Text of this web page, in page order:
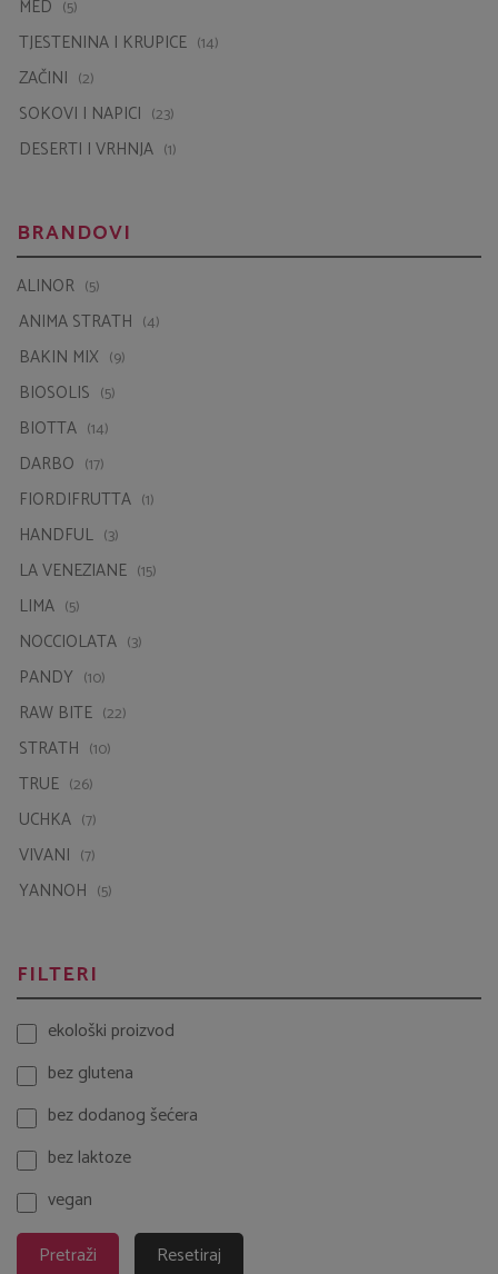
TJESTENINA I KRUPICE
ZAČINI (2)
SOKOVI I NAPICI
DESERTI I VRHNJA (1)
ALINOR (5)
ANIMA STRATH
BAKIN MIX (9)
BIOSOLIS (5)
BIOTTA (14)
DARBO (17)
FIORDIFRUTTA
HANDFUL (3)
LA VENEZIANE
LIMA (5)
NOCCIOLATA
PANDY (10)
RAW BITE (22)
STRATH (10)
TRUE (26)
UCHKA (7)
VIVANI (7)
YANNOH
ekološki proizvod
bez glutena
bez dodanog šećera
Pretraži
Resetiraj